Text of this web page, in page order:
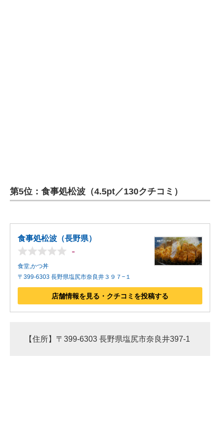
第5位：食事処松波（4.5pt／130クチコミ）
食事処松波（長野県）
-
食堂,かつ丼
〒399-6303 長野県塩尻市奈良井３９７−１
店舗情報を見る・クチコミを投稿する
【住所】〒399-6303 長野県塩尻市奈良井397-1